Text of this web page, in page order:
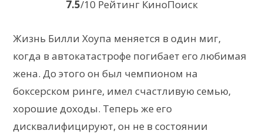
7.5/10 Рейтинг КиноПоиск
Жизнь Билли Хоупа меняется в один миг,
когда в автокатастрофе погибает его любимая
жена. До этого он был чемпионом на
боксерском ринге, имел счастливую семью,
хорошие доходы. Теперь же его
дисквалифицируют, он не в состоянии